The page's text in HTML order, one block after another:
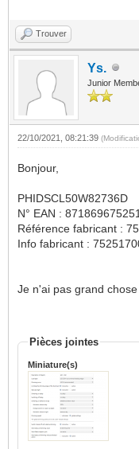
Trouver
Ys.
Junior
22/10/2021, 08:21:39
Bonjour,
PHIDSCL50W82736D
N° EAN :
Référence fabricant :
Info fabricant :
Je n'ai pas grand
Pièces jointes
Miniature(s)